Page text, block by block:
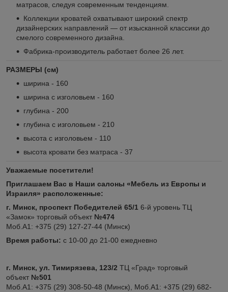
матрасов, следуя современным тенденциям.
Коллекции кроватей охватывают широкий спектр
дизайнерских направлений — от изысканной классики до
смелого современного дизайна.
Фабрика-производитель работает более 26 лет.
РАЗМЕРЫ (см)
ширина - 160
ширина с изголовьем - 160
глубина - 200
глубина с изголовьем - 210
высота с изголовьем - 110
высота кровати без матраса - 37
Уважаемые посетители!
Приглашаем Вас в Наши салоны «Мебель из Европы и
Израиля» расположенные:
г. Минск, проспект Победителей 65/1 6-й уровень ТЦ
«Замок» торговый объект №474
Моб.А1: +375 (29) 127-27-44 (Минск)
Время работы: с 10-00 до 21-00 ежедневно
г. Минск, ул. Тимирязева, 123/2 ТЦ «Град» торговый
объект №501
Моб.А1: +375 (29) 308-50-48 (Минск), Моб.А1: +375 (29) 682-